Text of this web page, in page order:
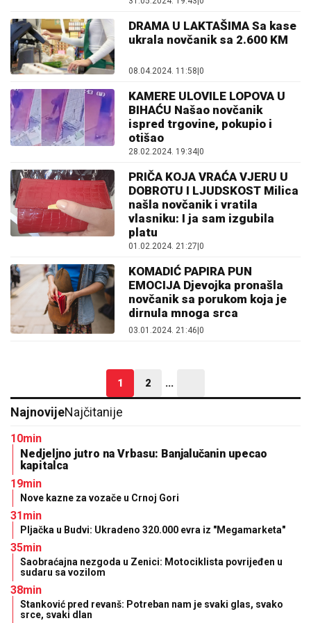
DRAMA U LAKTAŠIMA Sa kase
ukrala novčanik sa 2.600 KM
08.04.2024. 11:58|0
KAMERE ULOVILE LOPOVA U
BIHAĆU Našao novčanik
ispred trgovine, pokupio i
otišao
28.02.2024. 19:34|0
PRIČA KOJA VRAĆA VJERU U
DOBROTU I LJUDSKOST Milica
našla novčanik i vratila
vlasniku: I ja sam izgubila
platu
01.02.2024. 21:27|0
KOMADIĆ PAPIRA PUN
EMOCIJA Djevojka pronašla
novčanik sa porukom koja je
dirnula mnoga srca
03.01.2024. 21:46|0
1 2 ...
NajnovijeNajčitanije
10min
Nedjeljno jutro na Vrbasu: Banjalučanin upecao
kapitalca
19min
Nove kazne za vozače u Crnoj Gori
31min
Pljačka u Budvi: Ukradeno 320.000 evra iz "Megamarketa"
35min
Saobraćajna nezgoda u Zenici: Motociklista povrijeđen u
sudaru sa vozilom
38min
Stanković pred revanš: Potreban nam je svaki glas, svako
srce, svaki dlan